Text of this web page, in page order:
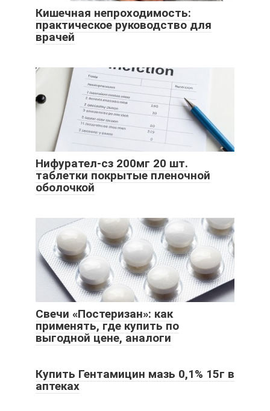
Кишечная непроходимость:
практическое руководство для
врачей
Нифурател-сз 200мг 20 шт.
таблетки покрытые пленочной
оболочкой
Свечи «Постеризан»: как
применять, где купить по
выгодной цене, аналоги
Купить Гентамицин мазь 0,1% 15г в
аптеках